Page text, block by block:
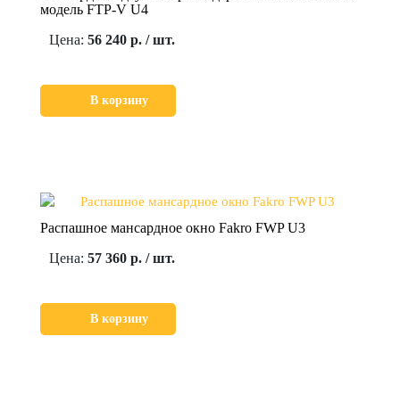
модель FTP-V U4
Цена: 56 240 р. / шт.
В корзину
Распашное мансардное окно Fakro FWP U3
Цена: 57 360 р. / шт.
В корзину